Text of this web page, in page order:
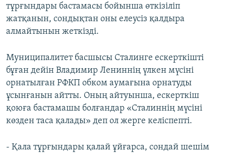
тұрғындары бастамасы бойынша өткізіліп
жатқанын, сондықтан оны елеусіз қалдыра
алмайтынын жеткізді.
Муниципалитет басшысы Сталинге ескерткішті
бұған дейін Владимир Лениннің үлкен мүсіні
орнатылған РФКП обком аумағына орнатуды
ұсынғанын айтты. Оның айтуынша, ескерткіш
қоюға бастамашы болғандар «Сталиннің мүсіні
көзден таса қалады» деп ол жерге келіспепті.
- Қала тұрғындары қалай ұйғарса, сондай шешім